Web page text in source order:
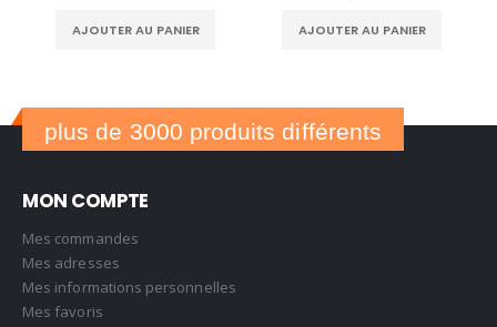
AJOUTER AU PANIER AJOUTER AU PANIER
plus de 3000 produits différents
MON COMPTE
Mes commandes
Mes adresses
Mes informations personnelles
Mes favoris